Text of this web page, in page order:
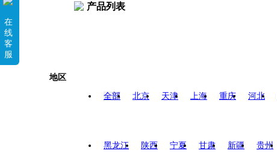
在
线
客
服
产品列表
地区
全部 北京 天津 上海 重庆 河北
黑龙江 陕西 宁夏 甘肃 新疆 贵州